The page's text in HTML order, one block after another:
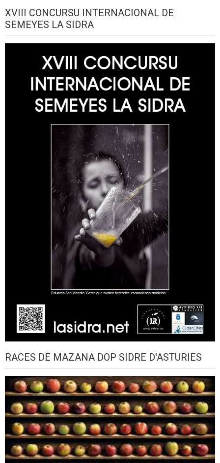
XVIII CONCURSU INTERNACIONAL DE
SEMEYES LA SIDRA
RACES DE MAZANA DOP SIDRE D'ASTURIES